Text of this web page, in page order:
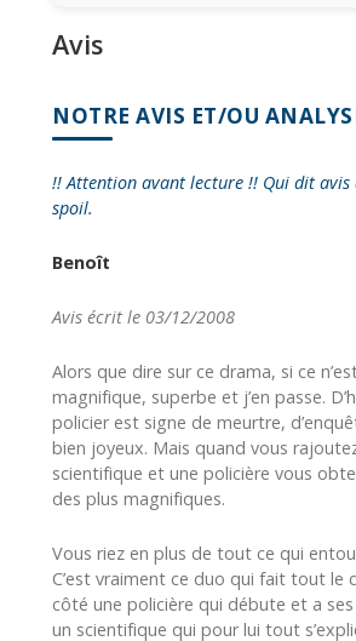
Avis
NOTRE AVIS ET/OU
!! Attention avant lecture !! Qui dit avis
spoil.
Benoît
Avis écrit le 03/12/2008
Alors que dire sur ce drama, si ce
magnifique, superbe et j’en passe.
policier est signe de meurtre,
bien joyeux. Mais quand vous
scientifique et une policière vous
des plus magnifiques.
Vous riez en plus de tout ce qui
C’est vraiment ce duo qui fait tout le
côté une policière qui débute et a
un scientifique qui pour lui tout